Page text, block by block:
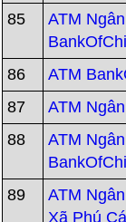
85
ATM
86 ATM
87
ATM
88
ATM
89
ATM
Xã Phú